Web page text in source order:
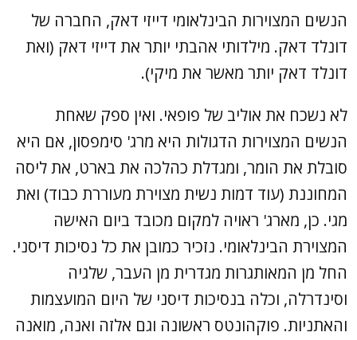
הנשים המצוירות הבינלאומי דייזי דאק, החברה של
דונלד דאק. מילדותי אהבתי יותר את דייזי דאק (ואת
דונלד דאק יותר מאשר את מיקי).
לא נשכח את אוליב של פופאי. ואין ספק שאחת
הנשים המצוירות הדגולות היא מרג' סימפסון, אם היא
סובלת את הומר, ומגדלת כהלכה את בארט, את ליסה
המחוננת (עוד דמות נשית מצוירת מעוררת כבוד) ואת
מגי. כן, מארג' ראויה למקום מכובד ביום האישה
המצוירת הבינלאומי. נזכיר כמובן את כל נסיכות דיסני.
החל מן המאותגרות מגדרית מן העבר, שלגיה
וסינדרלה, וכלה בנסיכות דיסני של היום המועצמות
והאתניות. פוקהונטס ראשונה וגם אלזה ואנה, מואנה